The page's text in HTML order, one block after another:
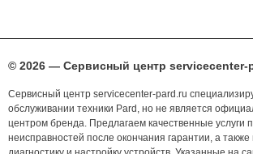
© 2026 — Сервисный центр servicecenter-
Сервисный центр servicecenter-pard.ru
обслуживании техники Pard, но не является
центром бренда. Предлагаем качественные услуги
неисправностей после окончания гарантии, а